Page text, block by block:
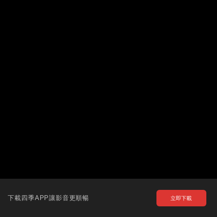
下載四季APP讓影音更順暢 立即下載